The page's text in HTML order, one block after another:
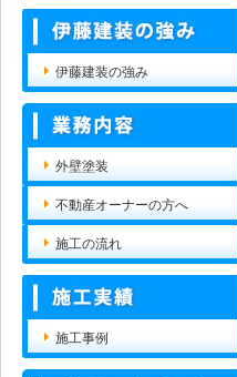
伊藤建装の強み
外壁塗装
不動産オーナーの方へ
施工の流れ
施工事例